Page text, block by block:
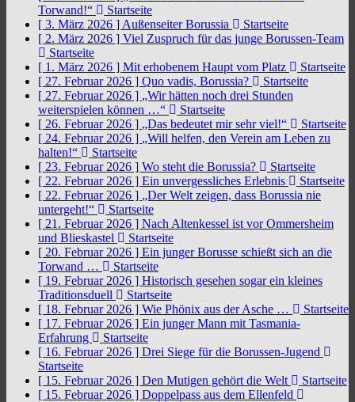
Torwand!“
Startseite
[ 3. März 2026 ] Außenseiter Borussia
Startseite
[ 2. März 2026 ] Viel Zuspruch für das junge Borussen-Team
Startseite
[ 1. März 2026 ] Mit erhobenem Haupt vom Platz
Startseite
[ 27. Februar 2026 ] Quo vadis, Borussia?
Startseite
[ 27. Februar 2026 ] „Wir hätten noch drei Stunden
weiterspielen können …“
Startseite
[ 26. Februar 2026 ] „Das bedeutet mir sehr viel!“
Startseite
[ 24. Februar 2026 ] „Will helfen, den Verein am Leben zu
halten!“
Startseite
[ 23. Februar 2026 ] Wo steht die Borussia?
Startseite
[ 22. Februar 2026 ] Ein unvergessliches Erlebnis
Startseite
[ 22. Februar 2026 ] „Der Welt zeigen, dass Borussia nie
untergeht!“
Startseite
[ 21. Februar 2026 ] Nach Altenkessel ist vor Ommersheim
und Blieskastel
Startseite
[ 20. Februar 2026 ] Ein junger Borusse schießt sich an die
Torwand …
Startseite
[ 19. Februar 2026 ] Historisch gesehen sogar ein kleines
Traditionsduell
Startseite
[ 18. Februar 2026 ] Wie Phönix aus der Asche …
Startseite
[ 17. Februar 2026 ] Ein junger Mann mit Tasmania-
Erfahrung
Startseite
[ 16. Februar 2026 ] Drei Siege für die Borussen-Jugend
Startseite
[ 15. Februar 2026 ] Den Mutigen gehört die Welt
Startseite
[ 15. Februar 2026 ] Doppelpass aus dem Ellenfeld